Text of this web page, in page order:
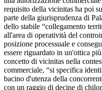
requisito della vicinitas ha poi
parte della giurisprudenza di
dello stabile “collegamento
all'area di operatività del
posizione processuale e
essere riguardato in un'ottica
concetto di vicinitas nella
commerciale, “si specifica
bacino d'utenza della
con un raggio di decine di